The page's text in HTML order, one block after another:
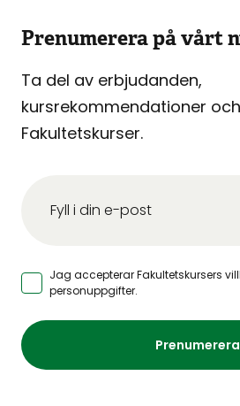
Prenumerera på vårt
Ta del av erbjudanden,
kursrekommendationer
Fakultetskurser.
Jag accepterar Fakultetskursers
personuppgifter.
Prenumerera